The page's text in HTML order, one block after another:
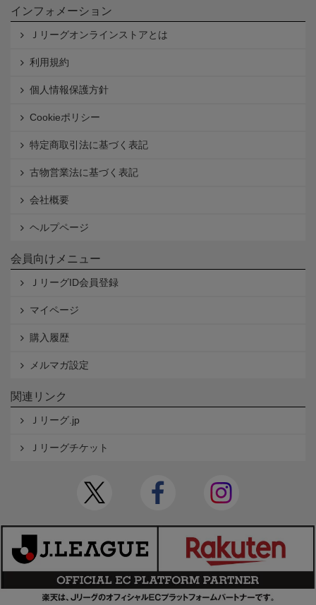
インフォメーション
Ｊリーグオンラインストアとは
利用規約
個人情報保護方針
Cookieポリシー
特定商取引法に基づく表記
古物営業法に基づく表記
会社概要
ヘルプページ
会員向けメニュー
ＪリーグID会員登録
マイページ
購入履歴
メルマガ設定
関連リンク
Ｊリーグ.jp
Ｊリーグチケット